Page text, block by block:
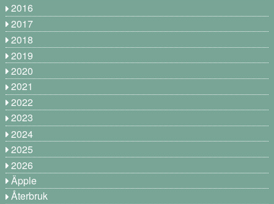
2016
2017
2018
2019
2020
2021
2022
2023
2024
2025
2026
Äpple
Återbruk